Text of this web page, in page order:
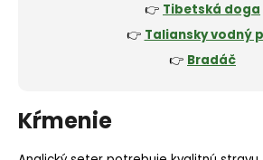
👉 Tibetská doga
👉 Taliansky vodný
👉 Bradáč
Kŕmenie